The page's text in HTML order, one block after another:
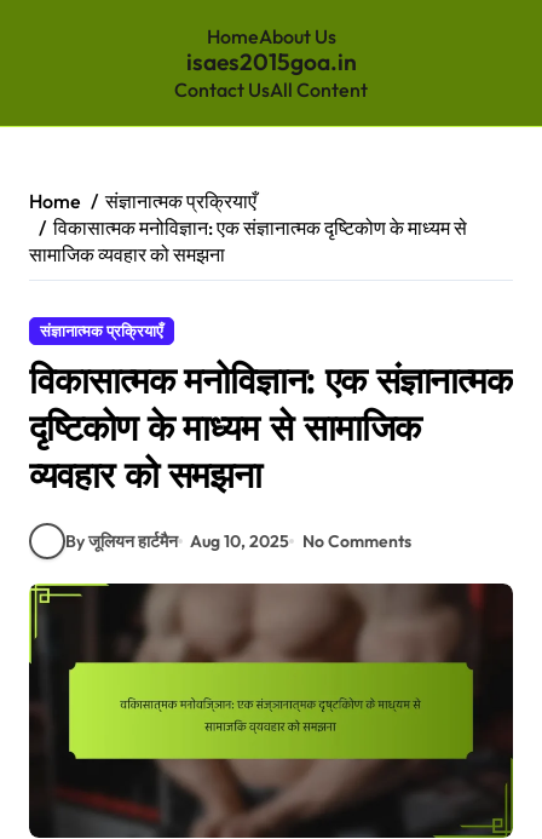
HomeAbout Us
isaes2015goa.in
Contact UsAll Content
content
Home
संज्ञानात्मक प्रक्रियाएँ
विकासात्मक मनोविज्ञान: एक संज्ञानात्मक दृष्टिकोण के माध्यम से
सामाजिक व्यवहार को समझना
संज्ञानात्मक प्रक्रियाएँ
विकासात्मक मनोविज्ञान: एक संज्ञानात्मक
दृष्टिकोण के माध्यम से सामाजिक
व्यवहार को समझना
By जूलियन हार्टमैन Aug 10, 2025 No Comments